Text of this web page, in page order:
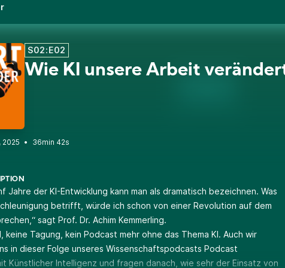
S02:E02
Wie KI unsere Arbeit
• 36min 42s
Jahre der KI-Entwicklung kann man als dramatisch bezeichnen. Was
betrifft, würde ich schon von einer Revolution auf dem
sagt Prof. Dr. Achim Kemmerling.
keine Tagung, kein Podcast mehr ohne das Thema KI. Auch wir
in dieser Folge unseres Wissenschaftspodcasts Podcast
Künstlicher Intelligenz und fragen danach, wie sehr der Einsatz von